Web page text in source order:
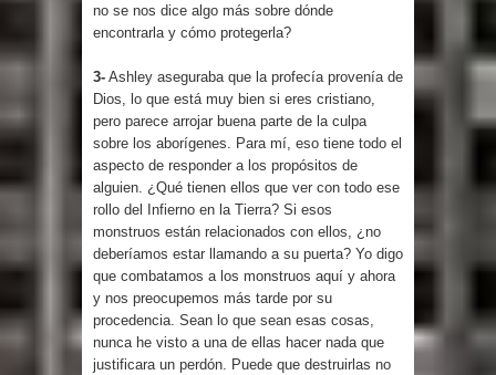
no se nos dice algo más sobre dónde
encontrarla y cómo protegerla?
3- Ashley aseguraba que la profecía provenía de
Dios, lo que está muy bien si eres cristiano,
pero parece arrojar buena parte de la culpa
sobre los aborígenes. Para mí, eso tiene todo el
aspecto de responder a los propósitos de
alguien. ¿Qué tienen ellos que ver con todo ese
rollo del Infierno en la Tierra? Si esos
monstruos están relacionados con ellos, ¿no
deberíamos estar llamando a su puerta? Yo digo
que combatamos a los monstruos aquí y ahora
y nos preocupemos más tarde por su
procedencia. Sean lo que sean esas cosas,
nunca he visto a una de ellas hacer nada que
justificara un perdón. Puede que destruirlas no